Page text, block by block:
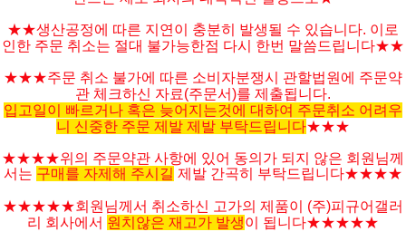
★★생산공정에 따른 지연이 충분히 발생될 수 있습니다. 이로
인한 주문 취소는 절대 불가능한점 다시 한번 말씀드립니다★★
★★★주문 취소 불가에 따른 소비자분쟁시 관할법원에 주문약
관 체크하신 자료(주문서)를 제출됩니다.
입고일이 빠르거나 혹은 늦어지는것에 대하여 주문취소 어려우
니 신중한 주문 제발 제발 부탁드립니다★★★
★★★★위의 주문약관 사항에 있어 동의가 되지 않은 회원님께
서는 구매를 자제해 주시길 제발 간곡히 부탁드립니다★★★★
★★★★★회원님께서 취소하신 고가의 제품이 (주)피규어갤러
리 회사에서 원치않은 재고가 발생이 됩니다★★★★★